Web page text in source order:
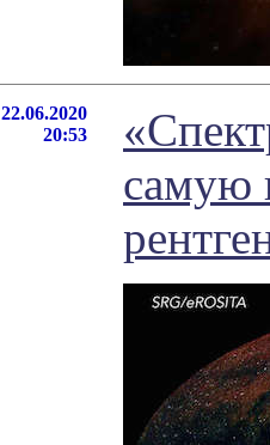
22.06.2020
20:53
самую